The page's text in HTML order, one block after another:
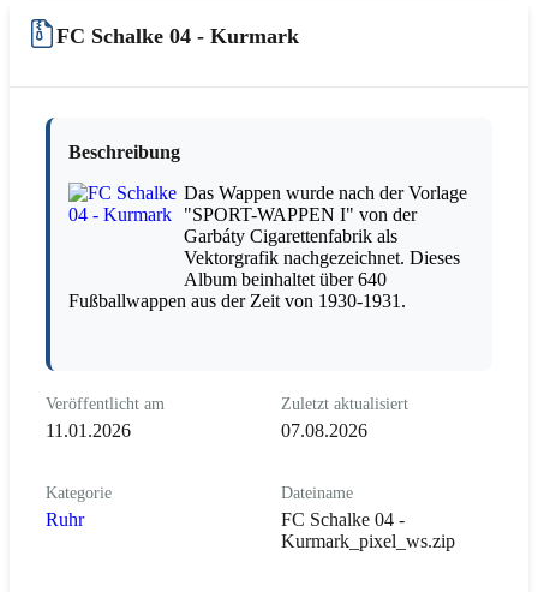
FC Schalke 04 - Kurmark
Beschreibung
Das Wappen wurde nach der Vorlage
"SPORT-WAPPEN I" von der
Garbáty Cigarettenfabrik als
Vektorgrafik nachgezeichnet. Dieses
Album beinhaltet über 640
Fußballwappen aus der Zeit von 1930-1931.
Veröffentlicht am
11.01.2026
Zuletzt aktualisiert
07.08.2026
Kategorie
Ruhr
Dateiname
FC Schalke 04 -
Kurmark_pixel_ws.zip